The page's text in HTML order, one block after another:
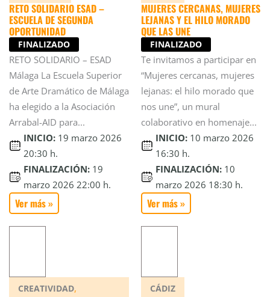
RETO SOLIDARIO ESAD –
ESCUELA DE SEGUNDA
OPORTUNIDAD
FINALIZADO
RETO SOLIDARIO – ESAD
Málaga La Escuela Superior
de Arte Dramático de Málaga
ha elegido a la Asociación
Arrabal-AID para...
INICIO: 19 marzo 2026
20:30 h.
FINALIZACIÓN: 19
marzo 2026 22:00 h.
Ver más »
MUJERES CERCANAS, MUJERES
LEJANAS Y EL HILO MORADO
QUE LAS UNE
FINALIZADO
Te invitamos a participar en
“Mujeres cercanas, mujeres
lejanas: el hilo morado que
nos une”, un mural
colaborativo en homenaje...
INICIO: 10 marzo 2026
16:30 h.
FINALIZACIÓN: 10
marzo 2026 18:30 h.
Ver más »
CREATIVIDAD, CÁDIZ